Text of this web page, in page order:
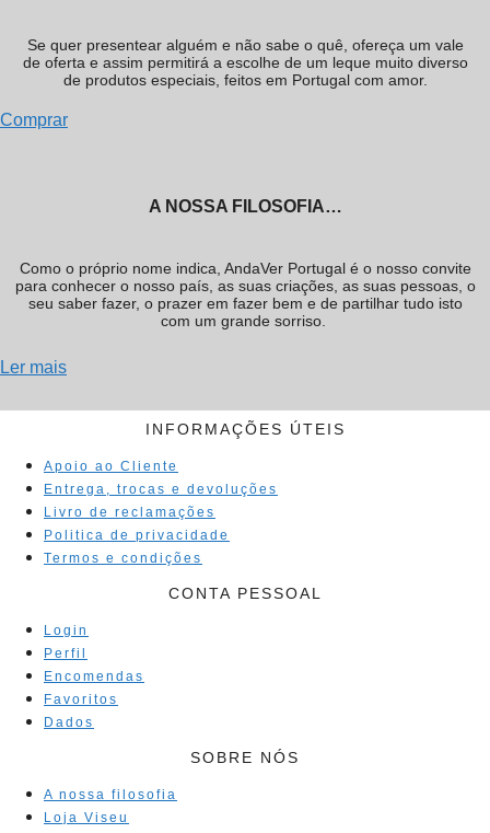
Se quer presentear alguém e não sabe o quê, ofereça um vale
de oferta e assim permitirá a escolhe de um leque muito diverso
de produtos especiais, feitos em Portugal com amor.
Comprar
A NOSSA FILOSOFIA…
Como o próprio nome indica, AndaVer Portugal é o nosso convite
para conhecer o nosso país, as suas criações, as suas pessoas, o
seu saber fazer, o prazer em fazer bem e de partilhar tudo isto
com um grande sorriso.
Ler mais
INFORMAÇÕES ÚTEIS
Apoio ao Cliente
Entrega, trocas e devoluções
Livro de reclamações
Politica de privacidade
Termos e condições
CONTA PESSOAL
Login
Perfil
Encomendas
Favoritos
Dados
SOBRE NÓS
A nossa filosofia
Loja Viseu